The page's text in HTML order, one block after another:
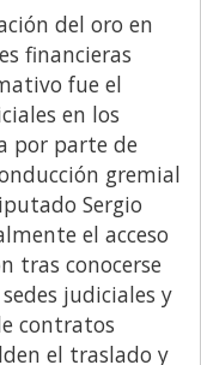
del oro en
financieras
fue el
en los
por parte de
gremial
Sergio
el acceso
tras conocerse
judiciales y
contratos
el traslado y